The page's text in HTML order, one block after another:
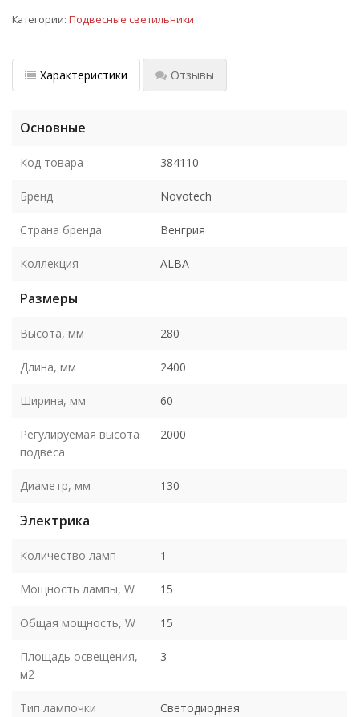
Категории: Подвесные светильники
Характеристики Отзывы
Основные
Код товара 384110
Бренд Novotech
Страна бренда Венгрия
Коллекция ALBA
Размеры
Высота, мм 280
Длина, мм 2400
Ширина, мм 60
Регулируемая высота
подвеса
2000
Диаметр, мм 130
Электрика
Количество ламп 1
Мощность лампы, W 15
Общая мощность, W 15
Площадь освещения,
м2
3
Тип лампочки Светодиодная